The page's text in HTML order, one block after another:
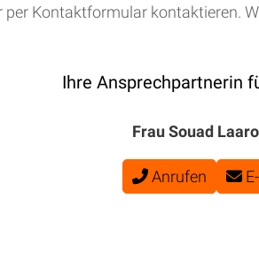
Kontaktformular kontaktieren.
Ihre Ansprechpartnerin
Frau Souad
Anrufen